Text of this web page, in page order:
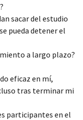
sacar del estudio
pueda detener el
a largo plazo?
eficaz en mí,
tras terminar mi
participantes en el